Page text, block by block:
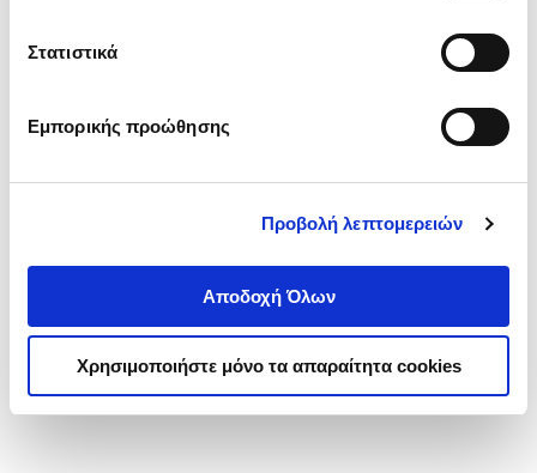
Στατιστικά
Εμπορικής προώθησης
Προβολή λεπτομερειών
Αποδοχή Όλων
Χρησιμοποιήστε μόνο τα απαραίτητα cookies